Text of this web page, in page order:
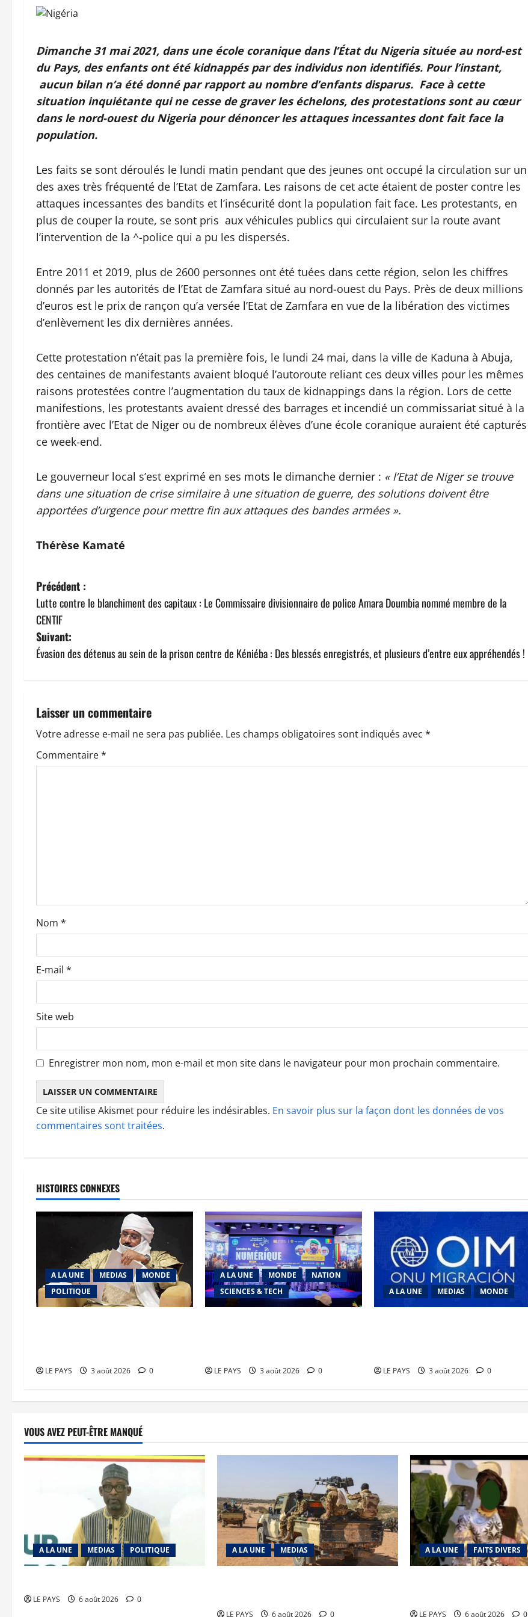
Dimanche 31 mai 2021, dans une école coranique dans l’État du Nigeria située au nord-est
du Pays, des enfants ont été kidnappés par des individus non identifiés. Pour l’instant,
aucun bilan n’a été donné par rapport au nombre d’enfants disparus. Face à cette
situation inquiétante qui ne cesse de graver les échelons, des protestations sont au cœur
dans le nord-ouest du Nigeria pour dénoncer les attaques incessantes dont fait face la
population.
Les faits se sont déroulés le lundi matin pendant que des jeunes ont occupé la circulation sur un
des axes très fréquenté de l’Etat de Zamfara. Les raisons de cet acte étaient de poster contre les
attaques incessantes des bandits et l’insécurité dont la population fait face. Les protestants, en
plus de couper la route, se sont pris aux véhicules publics qui circulaient sur la route avant
l’intervention de la ^-police qui a pu les dispersés.
Entre 2011 et 2019, plus de 2600 personnes ont été tuées dans cette région, selon les chiffres
donnés par les autorités de l’Etat de Zamfara situé au nord-ouest du Pays. Près de deux millions
d’euros est le prix de rançon qu’a versée l’Etat de Zamfara en vue de la libération des victimes
d’enlèvement les dix dernières années.
Cette protestation n’était pas la première fois, le lundi 24 mai, dans la ville de Kaduna à Abuja,
des centaines de manifestants avaient bloqué l’autoroute reliant ces deux villes pour les mêmes
raisons protestées contre l’augmentation du taux de kidnappings dans la région. Lors de cette
manifestions, les protestants avaient dressé des barrages et incendié un commissariat situé à la
frontière avec l’Etat de Niger ou de nombreux élèves d’une école coranique auraient été capturés
ce week-end.
Le gouverneur local s’est exprimé en ses mots le dimanche dernier : « l’Etat de Niger se trouve
dans une situation de crise similaire à une situation de guerre, des solutions doivent être
apportées d’urgence pour mettre fin aux attaques des bandes armées ».
Thérèse Kamaté
N
a
v
i
a
t
i
r
t
i
l
e
Précédent :
Lutte contre le blanchiment des capitaux : Le Commissaire divisionnaire de police Amara Doumbia nommé membre de la
CENTIF
Suivant:
Évasion des détenus au sein de la prison centre de Kéniéba : Des blessés enregistrés, et plusieurs d’entre eux appréhendés !
Laisser un commentaire
Votre adresse e-mail ne sera pas publiée. Les champs obligatoires sont indiqués avec *
Commentaire*
Nom *
E-mail *
Site web
Enregistrer mon nom, mon e-mail et mon site dans le navigateur pour mon prochain commentaire.
Ce site utilise Akismet pour réduire les indésirables. En savoir plus sur la façon dont les données de vos
commentaires sont traitées.
HISTOIRES CONNEXES
A LA UNE MEDIAS
MONDE
POLITIQUE
LE PAYS 3 août 2026 0
A LA UNE MONDE
NATION
SCIENCES & TECH
LE PAYS 3 août 2026 0
A LA UNE MEDIAS MONDE
LE PAYS 3 août 2026 0
VOUS AVEZ PEUT-ÊTRE MANQUÉ
A LA UNE MEDIAS POLITIQUE
LE PAYS 6 août 2026 0
A LA UNE MEDIAS
LE PAYS 6 août 2026 0
A LA UNE FAITS DIVERS
LE PAYS 6 août 2026 0